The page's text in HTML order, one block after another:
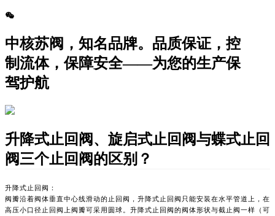
中核苏阀，知名品牌。品质保证，控
制流体，保障安全——为您的生产保
驾护航
升降式止回阀、旋启式止回阀与蝶式止回
阀三个止回阀的区别？
升降式止回阀：
阀瓣沿着阀体垂直中心线滑动的止回阀，升降式止回阀只能安装在水平管道上，在
高压小口径止回阀上阀瓣可采用圆球。升降式止回阀的阀体形状与截止阀一样（可